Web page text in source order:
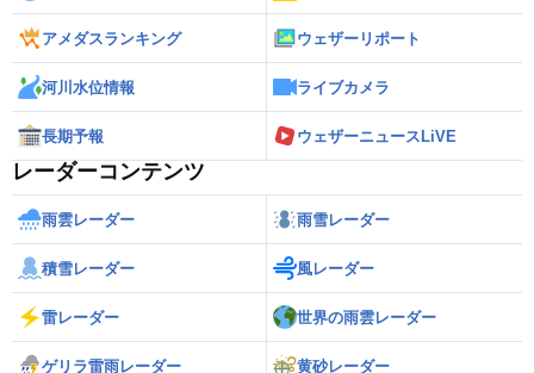
アメダスランキング ウェザーリポート
河川水位情報 ライブカメラ
長期予報 ウェザーニュースLiVE
レーダーコンテンツ
雨雲レーダー 雨雪レーダー
積雪レーダー 風レーダー
雷レーダー 世界の雨雲レーダー
ゲリラ雷雨レーダー 黄砂レーダー